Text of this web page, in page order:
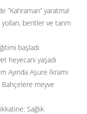
”Kahraman” yaratma!
bentler ve tarım
başladı
heyecanı yaşadı
Ayında Aşure İkramı
meyve
Sağlık